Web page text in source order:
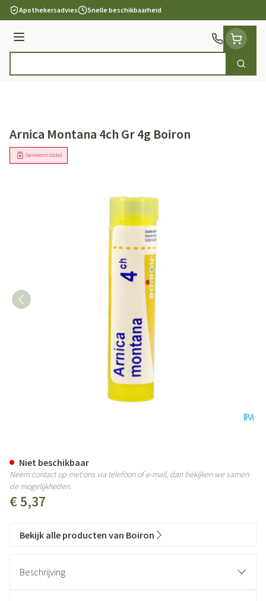
Ga naar de inhoud
Apothekersadvies Snelle beschikbaarheid
Menu
Zoek
Arnica Montana 4ch Gr 4g Boiron
Geneesmiddel
€ 5,37
Niet beschikbaar
Neem contact op met ons via telefoon of e-mail, dan bekijken we samen
de mogelijkheden.
Bekijk alle producten van Boiron
Beschrijving